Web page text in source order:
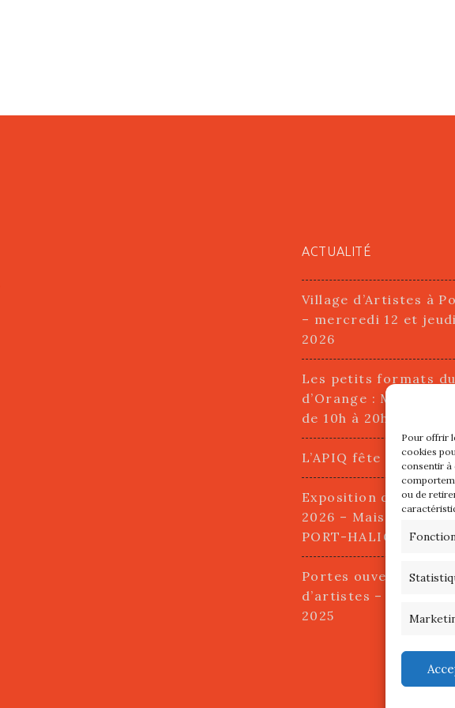
Pour offrir
cookies
consentir à
ou de
ACTUALITÉ
Village d’Artistes à
– mercredi 12 et
2026
Les petits formats
d’Orange : Mercredi
de 10h à 20h
L’APIQ fête ses 10
Exposition du 20
2026 – Maison du
PORT-HALIGUEN –
Portes ouvertes des
d’artistes – 13 et 14
2025